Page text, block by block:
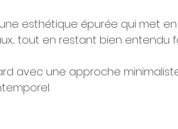
esthétique épurée qui met
tout en restant bien entendu
avec une approche